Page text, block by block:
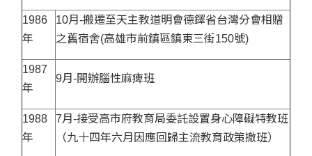
1986
年
10月-搬遷至天主教道明會德鐸省台灣分會相贈
之舊宿舍(高雄市前鎮區鎮東三街150號)
1987
年
9月-開辦腦性麻痺班
1988
年
7月-接受高市府教育局委託設置身心障礙特教班
（九十四年六月因應回歸主流教育政策撤班）